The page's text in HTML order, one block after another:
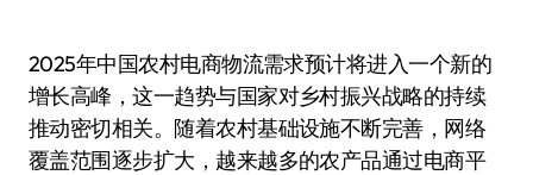
2025年中国农村电商物流需求预计将进入一个新的
增长高峰，这一趋势与国家对乡村振兴战略的持续
推动密切相关。随着农村基础设施不断完善，网络
覆盖范围逐步扩大，越来越多的农产品通过电商平